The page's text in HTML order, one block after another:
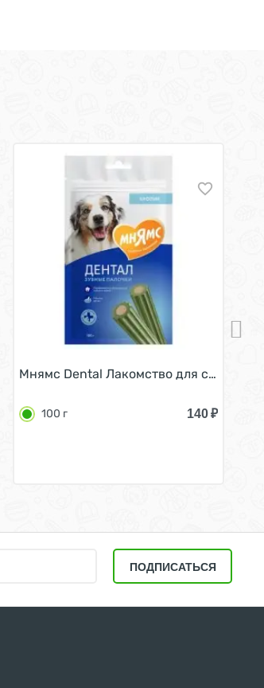
палочки с Говядиной 100 г
Мнямс Dental Лакомство для собак
100 г 140₽
ПОДПИСАТЬСЯ